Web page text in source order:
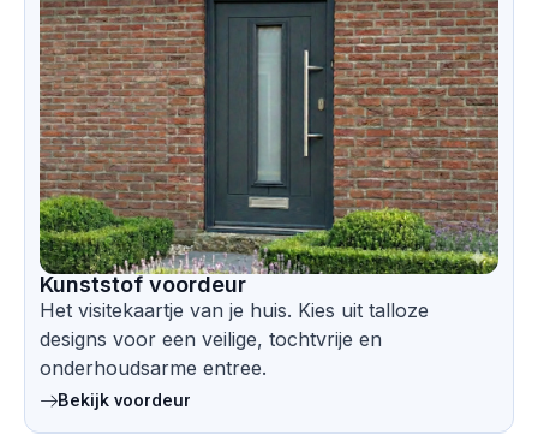
Kunststof voordeur
Het visitekaartje van je huis. Kies uit talloze
designs voor een veilige, tochtvrije en
onderhoudsarme entree.
Bekijk voordeur